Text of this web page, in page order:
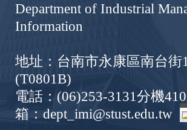
Department of Industrial
Information
地址：台南市永康區南台街
(T0801B)
電話：(06)253-3131分機
箱：dept_imi@stust.edu.tw